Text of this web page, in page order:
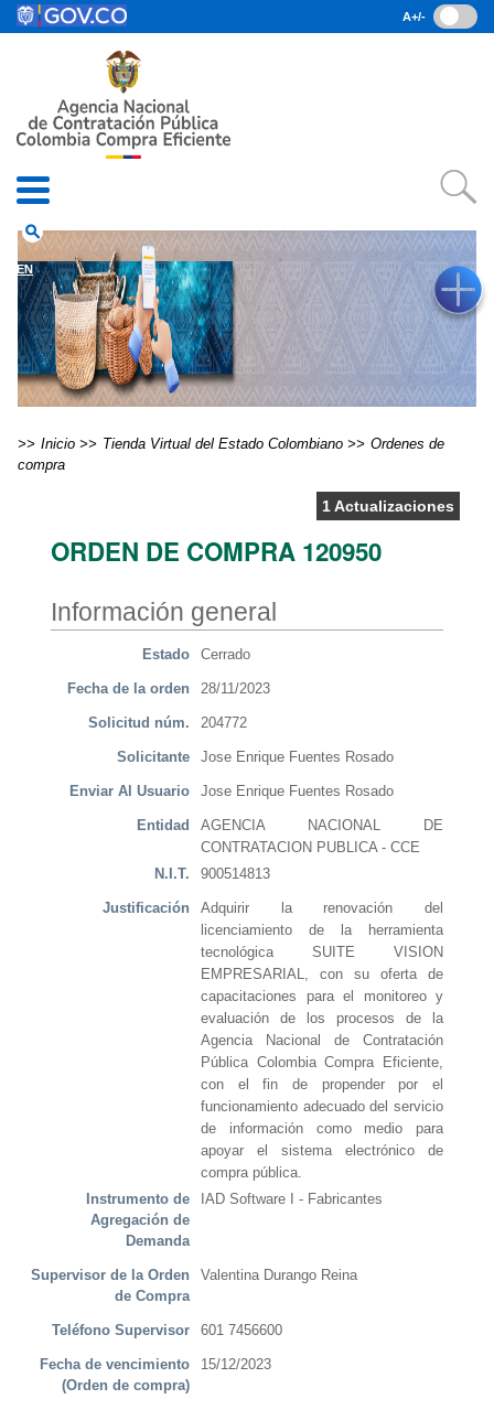
Pasar al contenido principal
• Consulta RUES
• Preguntas Frecuentes
search
EN
A+/-
Inicio Tienda Virtual del Estado Colombiano
Ordenes de
compra
1 Actualizaciones
ORDEN DE COMPRA 120950
Información general
Estado Cerrado
Fecha de la orden 28/11/2023
Solicitud núm. 204772
Solicitante Jose Enrique Fuentes Rosado
Enviar Al Usuario Jose Enrique Fuentes Rosado
Entidad
AGENCIA NACIONAL DE
CONTRATACION PUBLICA - CCE
N.I.T.
900514813
Justificación
Adquirir la renovación del
licenciamiento de la herramienta
tecnológica SUITE VISION
EMPRESARIAL, con su oferta de
capacitaciones para el monitoreo y
evaluación de los procesos de la
Agencia Nacional de Contratación
Pública Colombia Compra Eficiente,
con el fin de propender por el
funcionamiento adecuado del servicio
de información como medio para
apoyar el sistema electrónico de
compra pública.
Instrumento de
Agregación de
Demanda
IAD Software I - Fabricantes
Supervisor de la Orden
de Compra
Valentina Durango Reina
Teléfono Supervisor 601 7456600
Fecha de vencimiento
(Orden de compra)
15/12/2023